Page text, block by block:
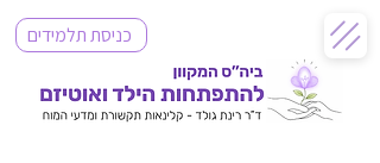
כניסת תלמידים